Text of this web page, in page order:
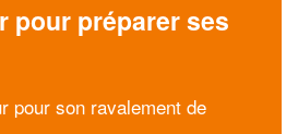
pour préparer ses
pour son ravalement de